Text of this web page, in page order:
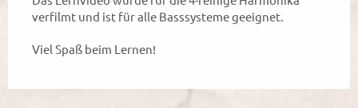
verfilmt und ist für alle Basssysteme geeignet.
Viel Spaß beim Lernen!